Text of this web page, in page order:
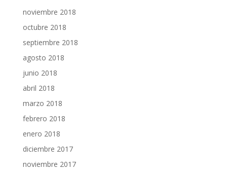
noviembre 2018
octubre 2018
septiembre 2018
agosto 2018
junio 2018
abril 2018
marzo 2018
febrero 2018
enero 2018
diciembre 2017
noviembre 2017